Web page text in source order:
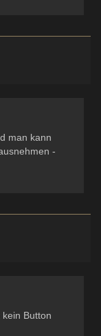
man kann
-
Button